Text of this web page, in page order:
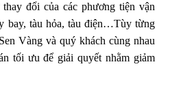
đổi của các phương tiện vận
bay, tàu hỏa, tàu điện…Tùy từng
Vàng và quý khách cùng nhau
tối ưu để giải quyết nhằm giảm